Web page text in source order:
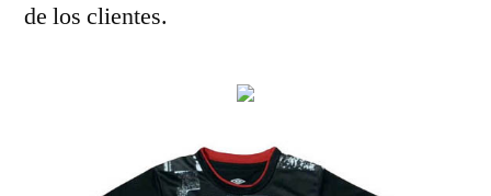
de los clientes.